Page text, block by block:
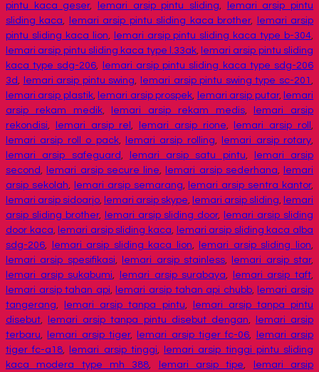
pintu kaca geser, lemari arsip pintu sliding,
lemari arsip pintu
sliding kaca, lemari arsip pintu sliding kaca brother,
lemari arsip
pintu sliding kaca lion, lemari arsip pintu sliding kaca type b-304,
lemari arsip pintu sliding kaca type l.33ak, lemari arsip pintu sliding
kaca type sdg-206,
lemari arsip pintu sliding kaca type sdg-206
3d, lemari arsip pintu swing, lemari arsip pintu swing type sc-201,
lemari arsip plastik, lemari arsip prospek, lemari arsip putar, lemari
arsip rekam medik, lemari arsip rekam medis,
lemari arsip
rekondisi, lemari arsip rel, lemari arsip rione, lemari arsip roll,
lemari arsip roll o pack, lemari arsip rolling, lemari arsip rotary,
lemari arsip safeguard, lemari arsip satu pintu,
lemari arsip
second, lemari arsip secure line, lemari arsip sederhana,
lemari
arsip sekolah, lemari arsip semarang, lemari arsip sentra kantor,
lemari arsip sidoarjo, lemari arsip skype, lemari arsip sliding, lemari
arsip sliding brother, lemari arsip sliding door,
lemari arsip sliding
door kaca, lemari arsip sliding kaca, lemari arsip sliding kaca alba
sdg-206, lemari arsip sliding kaca lion, lemari arsip sliding lion,
lemari arsip spesifikasi, lemari arsip stainless, lemari arsip star,
lemari arsip sukabumi, lemari arsip surabaya, lemari arsip taft,
lemari arsip tahan api, lemari arsip tahan api chubb, lemari arsip
tangerang, lemari arsip tanpa pintu,
lemari arsip tanpa pintu
disebut, lemari arsip tanpa pintu disebut dengan,
lemari arsip
terbaru, lemari arsip tiger, lemari arsip tiger fc-06,
lemari arsip
tiger fc-a18, lemari arsip tinggi,
lemari arsip tinggi pintu sliding
kaca modera type mh 388, lemari arsip tipe, lemari arsip